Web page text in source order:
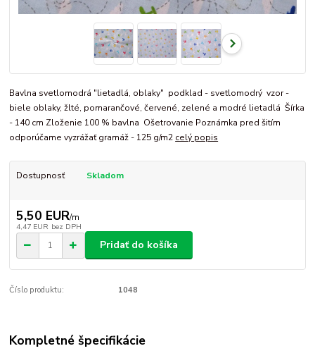
Bavlna svetlomodrá "lietadlá, oblaky" podklad - svetlomodrý vzor -
biele oblaky, žlté, pomarančové, červené, zelené a modré lietadlá Šírka
- 140 cm Zloženie 100 % bavlna Ošetrovanie Poznámka pred šitím
odporúčame vyzrážať gramáž - 125 g/m2 celý popis
Dostupnosť Skladom
5,50 EUR/m
4,47 EUR bez DPH
Pridať do košíka
Číslo produktu: 1048
Kompletné špecifikácie